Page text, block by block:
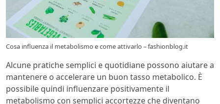
Cosa influenza il metabolismo e come attivarlo – fashionblog.it
Alcune pratiche semplici e quotidiane possono aiutare a
mantenere o accelerare un buon tasso metabolico. È
possibile quindi influenzare positivamente il
metabolismo con semplici accortezze che diventano